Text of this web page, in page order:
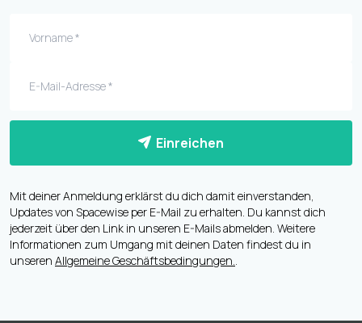
Einreichen
Mit deiner Anmeldung erklärst du dich damit einverstanden,
Updates von Spacewise per E-Mail zu erhalten. Du kannst dich
jederzeit über den Link in unseren E-Mails abmelden. Weitere
Informationen zum Umgang mit deinen Daten findest du in
unseren Allgemeine Geschäftsbedingungen..